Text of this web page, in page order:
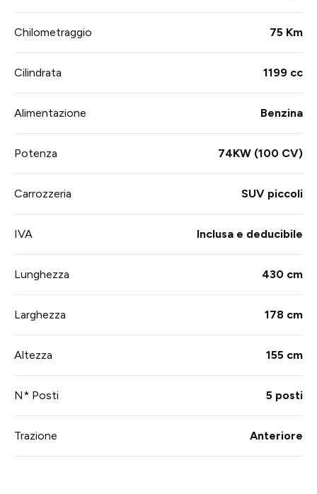
Chilometraggio 75 Km
Cilindrata 1199 cc
Alimentazione Benzina
Potenza 74KW (100 CV)
Carrozzeria SUV piccoli
IVA Inclusa e deducibile
Lunghezza 430 cm
Larghezza 178 cm
Altezza 155 cm
N* Posti 5 posti
Trazione Anteriore